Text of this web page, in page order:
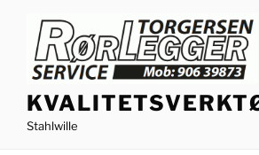
innhold
Stahlwille